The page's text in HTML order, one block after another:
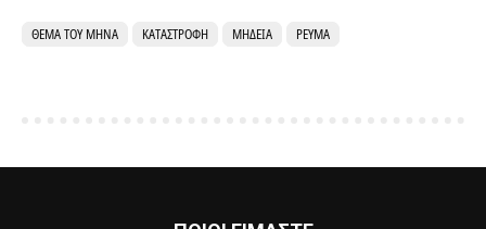
ΘΈΜΑ ΤΟΥ ΜΉΝΑ ΚΑΤΑΣΤΡΟΦΉ ΜΉΔΕΙΑ ΡΕΎΜΑ